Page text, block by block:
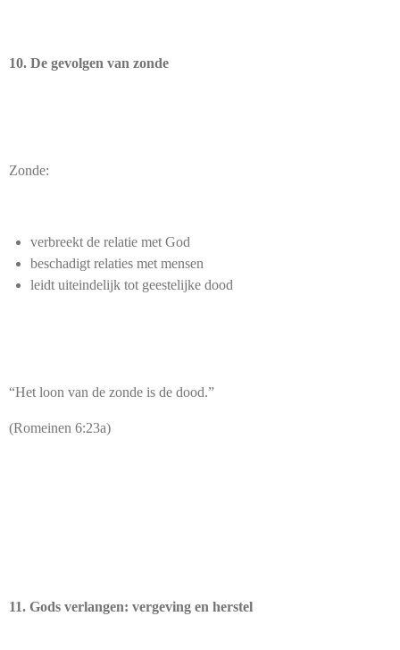
10. De gevolgen van zonde
Zonde:
verbreekt de relatie met God
beschadigt relaties met mensen
leidt uiteindelijk tot geestelijke dood
“Het loon van de zonde is de dood.”
(Romeinen 6:23a)
11. Gods verlangen: vergeving en herstel